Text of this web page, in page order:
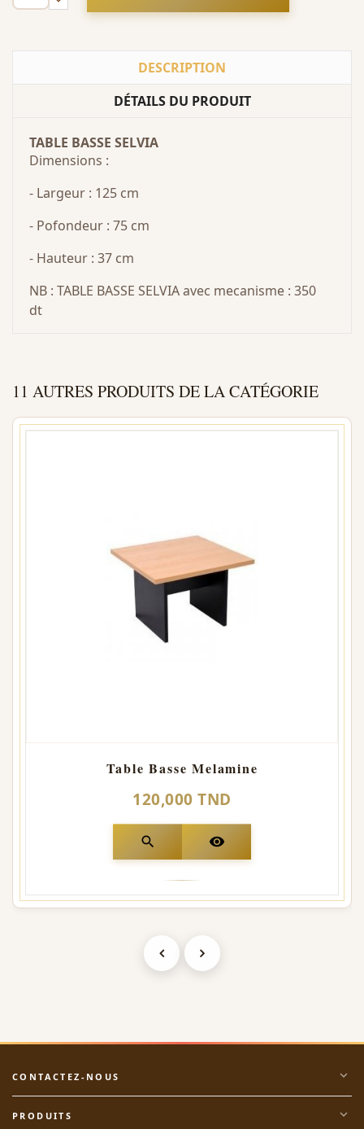
DESCRIPTION
DÉTAILS DU PRODUIT
TABLE BASSE SELVIA
Dimensions :
- Largeur : 125 cm
- Pofondeur : 75 cm
- Hauteur : 37 cm
NB : TABLE BASSE SELVIA avec mecanisme : 350
dt
11 AUTRES PRODUITS DE LA CATÉGORIE
Table Basse Melamine
120,000 TND
search visibility
CONTACTEZ-NOUS expand_more
PRODUITS expand_more